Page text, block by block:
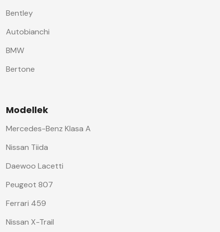
Bentley
Autobianchi
BMW
Bertone
Modellek
Mercedes-Benz Klasa A
Nissan Tiida
Daewoo Lacetti
Peugeot 807
Ferrari 459
Nissan X-Trail